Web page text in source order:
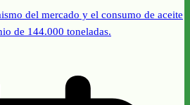
del mercado y el consumo de aceite
de 144.000 toneladas.